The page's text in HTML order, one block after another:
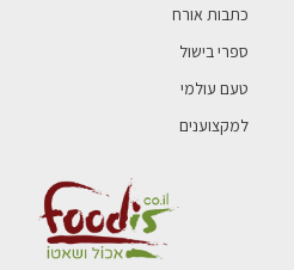
כתבות אורח
ספרי בישול
טעם עולמי
למקצוענים